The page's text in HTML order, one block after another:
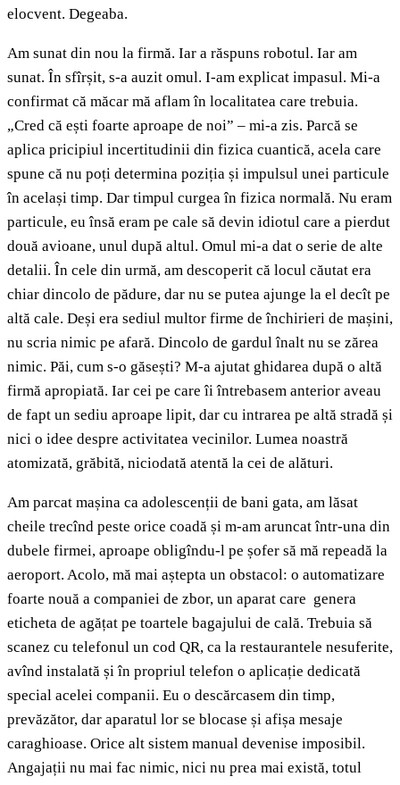
elocvent. Degeaba.
Am sunat din nou la firmă. Iar a răspuns robotul. Iar am
sunat. În sfîrșit, s-a auzit omul. I-am explicat impasul. Mi-a
confirmat că măcar mă aflam în localitatea care trebuia.
„Cred că ești foarte aproape de noi” – mi-a zis. Parcă se
aplica pricipiul incertitudinii din fizica cuantică, acela care
spune că nu poți determina poziția și impulsul unei particule
în același timp. Dar timpul curgea în fizica normală. Nu eram
particule, eu însă eram pe cale să devin idiotul care a pierdut
două avioane, unul după altul. Omul mi-a dat o serie de alte
detalii. În cele din urmă, am descoperit că locul căutat era
chiar dincolo de pădure, dar nu se putea ajunge la el decît pe
altă cale. Deși era sediul multor firme de închirieri de mașini,
nu scria nimic pe afară. Dincolo de gardul înalt nu se zărea
nimic. Păi, cum s-o găsești? M-a ajutat ghidarea după o altă
firmă apropiată. Iar cei pe care îi întrebasem anterior aveau
de fapt un sediu aproape lipit, dar cu intrarea pe altă stradă și
nici o idee despre activitatea vecinilor. Lumea noastră
atomizată, grăbită, niciodată atentă la cei de alături.
Am parcat mașina ca adolescenții de bani gata, am lăsat
cheile trecînd peste orice coadă și m-am aruncat într-una din
dubele firmei, aproape obligîndu-l pe șofer să mă repeadă la
aeroport. Acolo, mă mai aștepta un obstacol: o automatizare
foarte nouă a companiei de zbor, un aparat care genera
eticheta de agățat pe toartele bagajului de cală. Trebuia să
scanez cu telefonul un cod QR, ca la restaurantele nesuferite,
avînd instalată și în propriul telefon o aplicație dedicată
special acelei companii. Eu o descărcasem din timp,
prevăzător, dar aparatul lor se blocase și afișa mesaje
caraghioase. Orice alt sistem manual devenise imposibil.
Angajații nu mai fac nimic, nici nu prea mai există, totul